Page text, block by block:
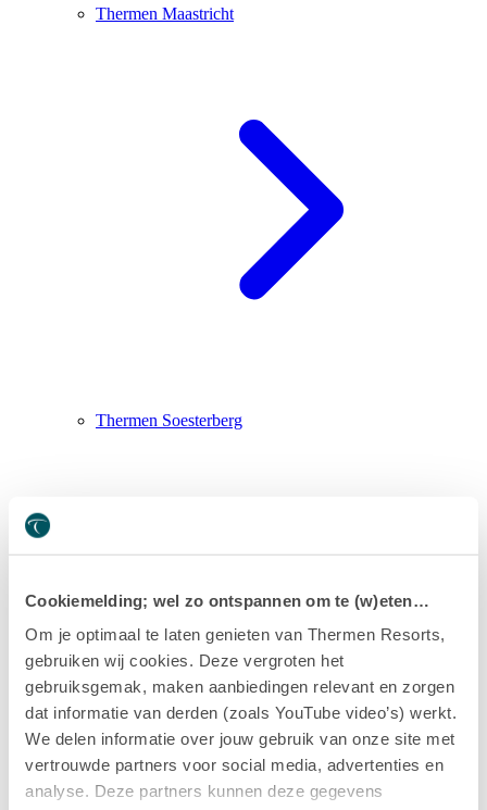
Cookiemelding; wel zo ontspannen om te (w)eten…
Om je optimaal te laten genieten van Thermen Resorts,
gebruiken wij cookies. Deze vergroten het
gebruiksgemak, maken aanbiedingen relevant en zorgen
dat informatie van derden (zoals YouTube video’s) werkt.
We delen informatie over jouw gebruik van onze site met
vertrouwde partners voor social media, advertenties en
analyse. Deze partners kunnen deze gegevens
Thermen Maastricht
Thermen Soesterberg